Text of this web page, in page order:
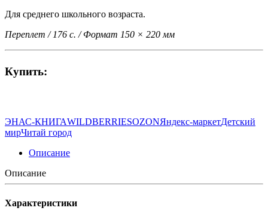
Для среднего школьного возраста.
Переплет / 176 с. / Формат 150 × 220 мм
Купить:
ЭНАС-КНИГАWILDBERRIESOZONЯндекс-маркетДетский
мирЧитай город
Описание
Описание
Характеристики